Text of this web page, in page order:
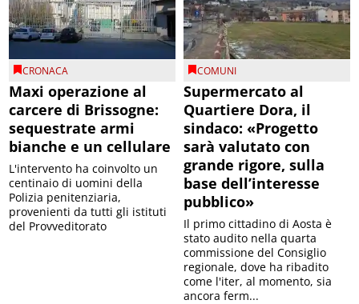
CRONACA
Maxi operazione al
carcere di Brissogne:
sequestrate armi
bianche e un cellulare
L'intervento ha coinvolto un
centinaio di uomini della
Polizia penitenziaria,
provenienti da tutti gli istituti
del Provveditorato
COMUNI
Supermercato al
Quartiere Dora, il
sindaco: «Progetto
sarà valutato con
grande rigore, sulla
base dell’interesse
pubblico»
Il primo cittadino di Aosta è
stato audito nella quarta
commissione del Consiglio
regionale, dove ha ribadito
come l'iter, al momento, sia
ancora ferm...